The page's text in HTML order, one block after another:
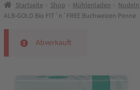
Startseite Shop Mühlenladen Nudeln
ALB-GOLD Bio FIT´n´FREE Buchweizen Penne
Abverkauft